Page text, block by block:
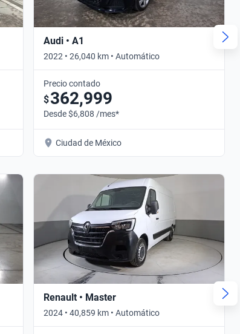
Audi • A1
2022 • 26,040 km • Automático
Precio contado
$362,999
Desde $6,808 /mes*
Ciudad de México
Renault • Master
2024 • 40,859 km • Automático